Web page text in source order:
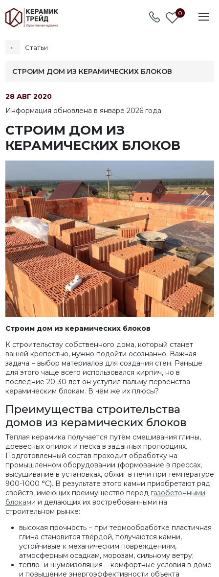
0
... Статьи
СТРОИМ ДОМ ИЗ КЕРАМИЧЕСКИХ БЛОКОВ
28 АВГ 2020
Информация обновлена в январе 2026 года
СТРОИМ ДОМ ИЗ
КЕРАМИЧЕСКИХ БЛОКОВ
Строим дом из керамических блоков
К строительству собственного дома, который станет
вашей крепостью, нужно подойти осознанно. Важная
задача − выбор материалов для создания стен. Раньше
для этого чаще всего использовался кирпич, но в
последние 20-30 лет он уступил пальму первенства
керамическим блокам. В чём же их плюсы?
Преимущества строительства
домов из керамических блоков
Тёплая керамика получается путём смешивания глины,
древесных опилок и песка в заданных пропорциях.
Подготовленный состав проходит обработку на
промышленном оборудовании (формование в прессах,
высушивание в установках, обжиг в печи при температуре
900-1000 °C). В результате этого камни приобретают ряд
свойств, имеющих преимущество перед газобетонными
блоками и делающих их востребованными на
строительном рынке:
высокая прочность − при термообработке пластичная
глина становится твёрдой, получаются камни,
устойчивые к механическим повреждениям,
атмосферным осадкам, морозам, сильному ветру;
тепло- и шумоизоляция − комфортные условия в доме
и повышение энергоэффективности объекта